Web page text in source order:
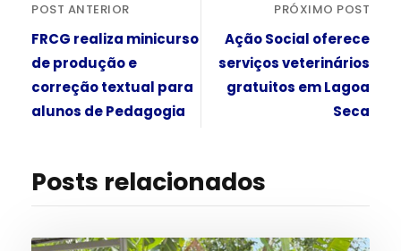
POST ANTERIOR
FRCG realiza minicurso
de produção e
correção textual para
alunos de Pedagogia
PRÓXIMO POST
Ação Social oferece
serviços veterinários
gratuitos em Lagoa
Seca
Posts relacionados